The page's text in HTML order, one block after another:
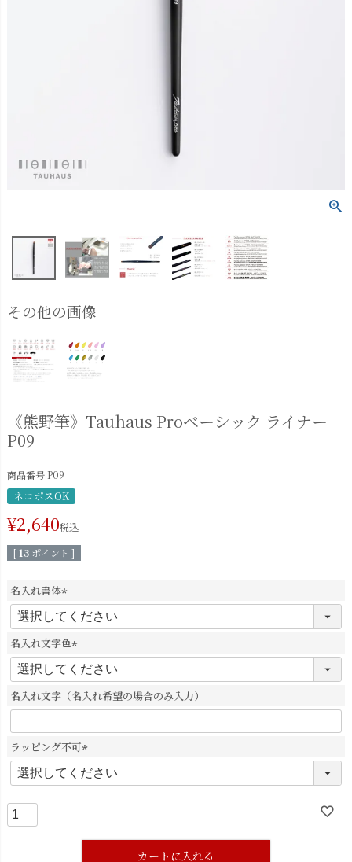
その他の画像
《熊野筆》Tauhaus Proベーシック ライナー
P09
商品番号P09
ネコポスOK
¥2,640税込
[13 ポイント ]
名入れ書体
(
必
須
)
名入れ文字色
(
必
須
)
名入れ文字（名入れ希望の場合のみ入力）
ラッピング不可
(
必
カートに入れる